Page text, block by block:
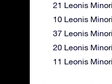
21 Leonis
10 Leonis
37 Leonis
20 Leonis
11 Leonis